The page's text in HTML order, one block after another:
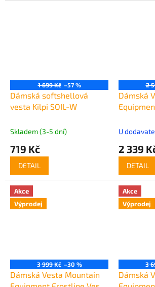
1 699 Kč –57 %
Dámská softshellová
vesta Kilpi SOIL-W
Skladem (3-5 dní)
719 Kč
DETAIL
2
Dámská
U
2 339
DETAIL
Akce
Výprodej
3 999 Kč –30 %
Dámská Vesta Mountain
Akce
Výprodej
3
Dámská